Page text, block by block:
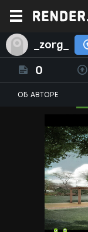
_zorg_
0
ОБ АВТОРЕ